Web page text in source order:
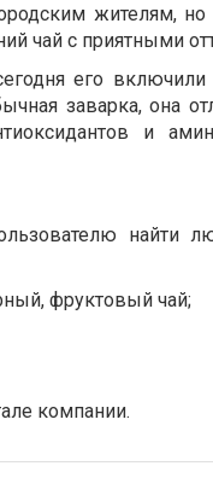
жителям, но
чай с приятными
его
заварка, она
и
найти
фруктовый чай;
компании.